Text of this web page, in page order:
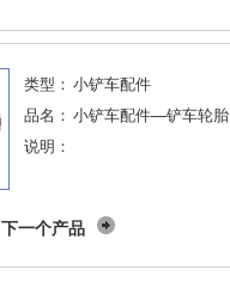
类型： 小铲车配件
品名： 小铲车配件—铲车轮胎
说明：
下一个产品